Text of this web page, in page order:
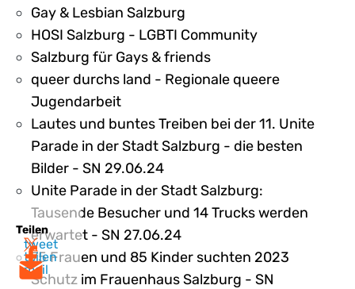
Teilen
tweet
teilen
mail
Gay & Lesbian Salzburg
HOSI Salzburg - LGBTI Community
Salzburg für Gays & friends
queer durchs land - Regionale queere
Jugendarbeit
Lautes und buntes Treiben bei der 11. Unite
Parade in der Stadt Salzburg - die besten
Bilder - SN 29.06.24
Unite Parade in der Stadt Salzburg:
Tausende Besucher und 14 Trucks werden
erwartet - SN 27.06.24
75 Frauen und 85 Kinder suchten 2023
Schutz im Frauenhaus Salzburg - SN